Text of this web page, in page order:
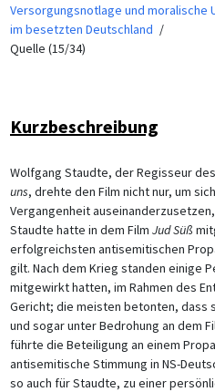
Versorgungsnotlage und moralische
im besetzten Deutschland
Quelle (15/34)
Kurzbeschreibung
Wolfgang Staudte, der Regisseur des
uns, drehte den Film nicht nur, um
Vergangenheit
Staudte hatte in dem Film Jud Süß
erfolgreichsten antisemitischen
gilt. Nach dem Krieg standen einige
mitgewirkt hatten, im Rahmen des
Gericht; die meisten betonten, dass
und sogar unter Bedrohung an dem
führte die Beteiligung an einem
antisemitische Stimmung in NS-
so auch für Staudte, zu einer